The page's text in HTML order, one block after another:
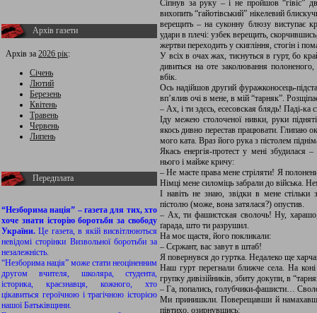
Архів газети
Архів за 2026 рік:
Січень
Лютий
Березень
Квітень
Травень
Червень
Липень
Передплата
“Незборима нація” – газета для тих, хто
хоче знати історію боротьби за свободу
України.Це газета, в якій висвітлюються
невідомі сторінки Визвольної боротьби за
незалежність.
“Незборима нація” може стати неоціненним
другом вчителя, школяра, студента,
історика, краєзнавця, кожного, хто
цікавиться героїчною і трагічною історією
нашої Батьківщини.
Сіпнув за руку – і не пройшов “гівіс”
вихопить “гайотівський” нікелевий
верещить – на суконну блюзу виступає
удари в плечі: узбек верещить,
жертви переходить у скигління, стогін і
У всіх в очах жах, тиснуться в гурт, бо
дивиться на оте заколювання
вбік.
Ось надійшов другий фуражконосець-
вп’ялив очі в мене, в мій “тарняк”.
– Ах, і ти здєсь, есесовская блядь! Паді-
Іду межею столоченої нивки, руки
якось дивно перестав працювати. Глипаю
мого ката. Враз його рука з пістолем
Якась енергія-протест у мені
нього і майже кричу:
– Не маєте права мене стріляти! Я
Німці мене силоміць забрали до війська.
І навіть не знаю, звідки в мене стільки
пістолю (може, вона затялася?) опустив.
– Ах, ти фашистская сволочь! Ну, харашо,
ґарада, што ти разрушил.
На моє щастя, його покликали:
– Сєржант, вас завут в штаб!
Я повернувся до гуртка. Недалеко ще
Наш гурт перегнали ближче села. На
групку дивізійників, збиту докупи, в
– Га, попались, голубчики-фашисти…
Ми принишкли. Поверещавши й
півтихо, озирнувшись: